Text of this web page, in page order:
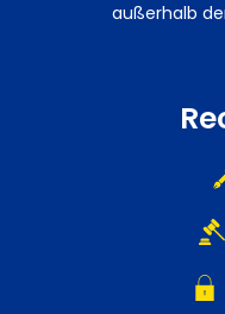
außerhalb